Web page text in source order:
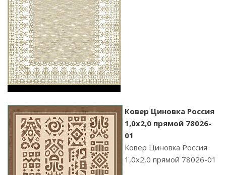
Ковер Циновка Россия
1,0х2,0 прямой 78026-
01
Ковер Циновка Россия
1,0х2,0 прямой 78026-01